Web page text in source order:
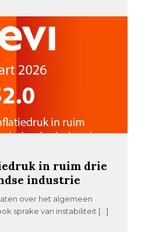
in ruim drie
industrie
over het algemeen
sprake van instabiliteit […]